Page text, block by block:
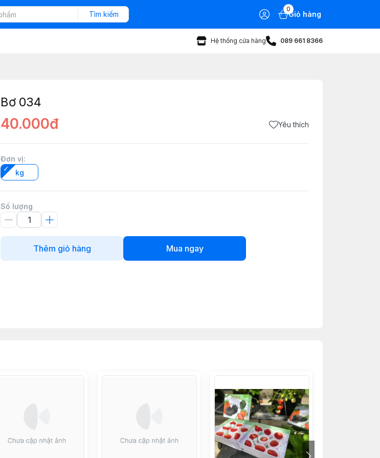
Tìm kiếm
0
Giỏ hàng
Hệ thống cửa hàng 089 661 8366
Bơ 034
40.000đ Yêu thích
Đơn vị:
kg
Số lượng
Thêm giỏ hàng Mua ngay